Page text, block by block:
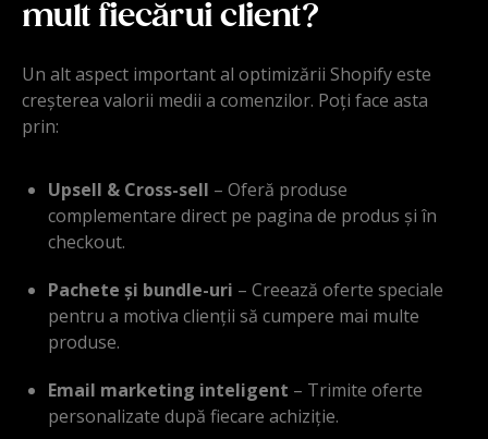
mult fiecărui client?
Un alt aspect important al optimizării Shopify este
creșterea valorii medii a comenzilor. Poți face asta
prin:
Upsell & Cross-sell – Oferă produse
complementare direct pe pagina de produs și în
checkout.
Pachete și bundle-uri – Creează oferte speciale
pentru a motiva clienții să cumpere mai multe
produse.
Email marketing inteligent – Trimite oferte
personalizate după fiecare achiziție.